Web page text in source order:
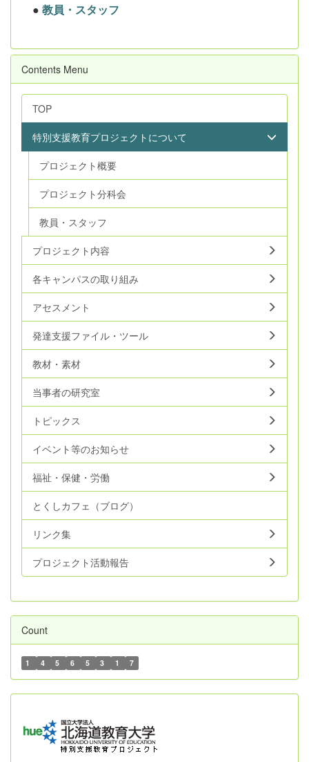
● 教員・スタッフ
Contents Menu
TOP
特別支援教育プロジェクトについて
プロジェクト概要
プロジェクト分科会
教員・スタッフ
プロジェクト内容
各キャンパスの取り組み
アセスメント
発達支援ファイル・ツール
教材・素材
当事者の研究室
トピックス
イベント等のお知らせ
福祉・保健・労働
とくしカフェ（ブログ）
リンク集
プロジェクト活動報告
Count
1 4 5 6 5 3 1 7